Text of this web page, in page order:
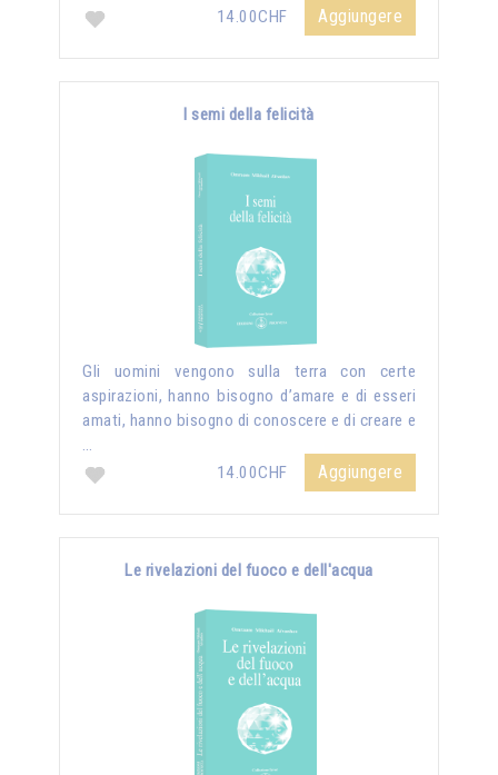
14.00CHF
Aggiungere
I semi della felicità
Gli uomini vengono sulla terra con certe
aspirazioni, hanno bisogno d’amare e di esseri
amati, hanno bisogno di conoscere e di creare e
…
14.00CHF
Aggiungere
Le rivelazioni del fuoco e dell'acqua